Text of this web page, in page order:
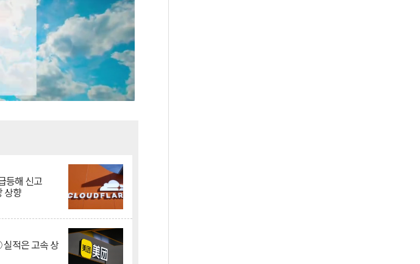
등해 신고
상향
적은 고속 상